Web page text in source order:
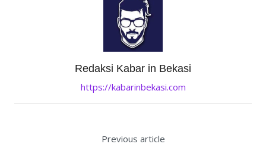
Redaksi Kabar in Bekasi
https://kabarinbekasi.com
Previous article